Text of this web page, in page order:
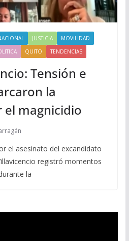
JUSTICIA
MOVILIDAD
QUITO TENDENCIAS
Tensión e
la
el magnicidio
el asesinato del excandidato
registró momentos
la